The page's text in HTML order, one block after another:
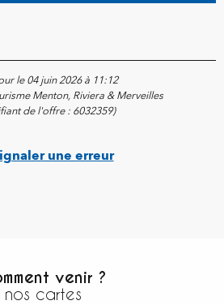
le 04 juin 2026 à 11:12
Menton, Riviera & Merveilles
de l'offre : 6032359)
une erreur
venir ?
nos cartes